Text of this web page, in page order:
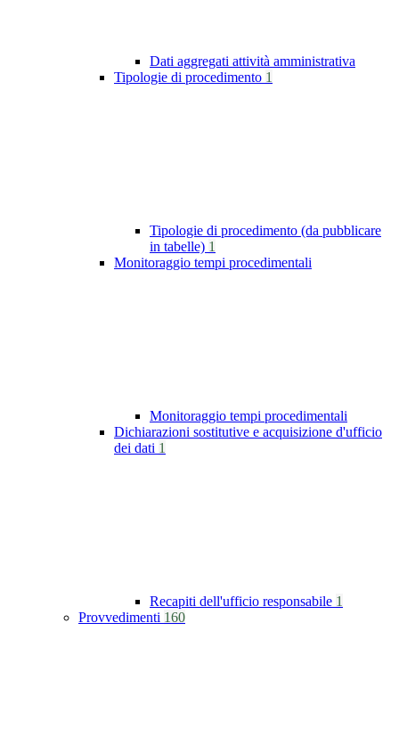
Dati aggregati attività amministrativa
Tipologie di procedimento 1
Tipologie di procedimento (da pubblicare
in tabelle) 1
Monitoraggio tempi procedimentali
Monitoraggio tempi procedimentali
Dichiarazioni sostitutive e acquisizione d'ufficio
dei dati 1
Recapiti dell'ufficio responsabile 1
Provvedimenti 160